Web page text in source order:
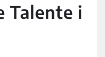
Talente i